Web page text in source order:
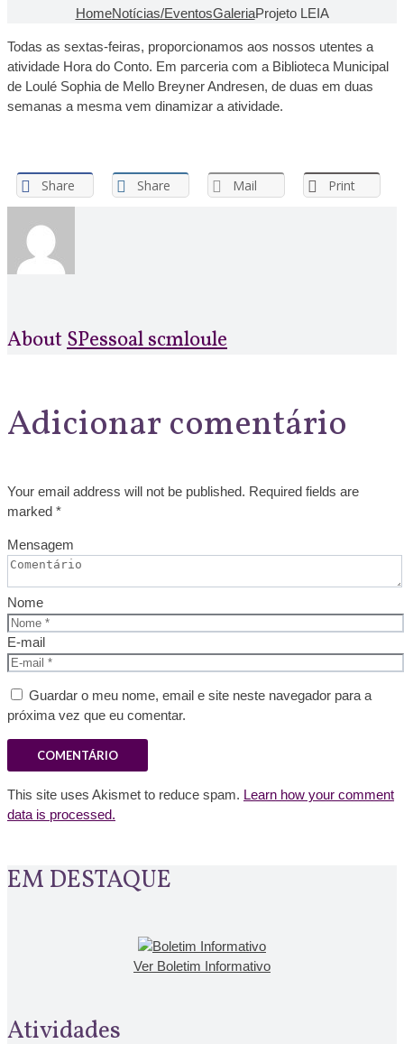
HomeNotícias/EventosGaleriaProjeto LEIA
Todas as sextas-feiras, proporcionamos aos nossos utentes a
atividade Hora do Conto. Em parceria com a Biblioteca Municipal
de Loulé Sophia de Mello Breyner Andresen, de duas em duas
semanas a mesma vem dinamizar a atividade.
Share Share Mail Print
AboutSPessoal scmloule
Adicionar comentário
Your email address will not be published. Required fields are
marked *
Mensagem
Nome
E-mail
Guardar o meu nome, email e site neste navegador para a
próxima vez que eu comentar.
This site uses Akismet to reduce spam. Learn how your comment
data is processed.
EM DESTAQUE
Ver Boletim Informativo
Atividades